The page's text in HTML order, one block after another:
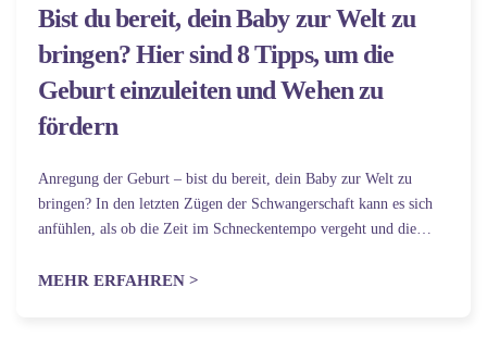
Bist du bereit, dein Baby zur Welt zu
bringen? Hier sind 8 Tipps, um die
Geburt einzuleiten und Wehen zu
fördern
Anregung der Geburt – bist du bereit, dein Baby zur Welt zu
bringen? In den letzten Zügen der Schwangerschaft kann es sich
anfühlen, als ob die Zeit im Schneckentempo vergeht und die
MEHR ERFAHREN >